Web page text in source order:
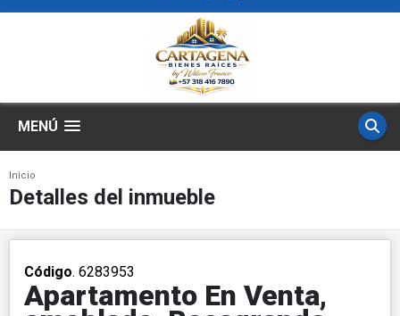
MENÚ
Inicio
Detalles del inmueble
Código. 6283953
Apartamento En Venta,